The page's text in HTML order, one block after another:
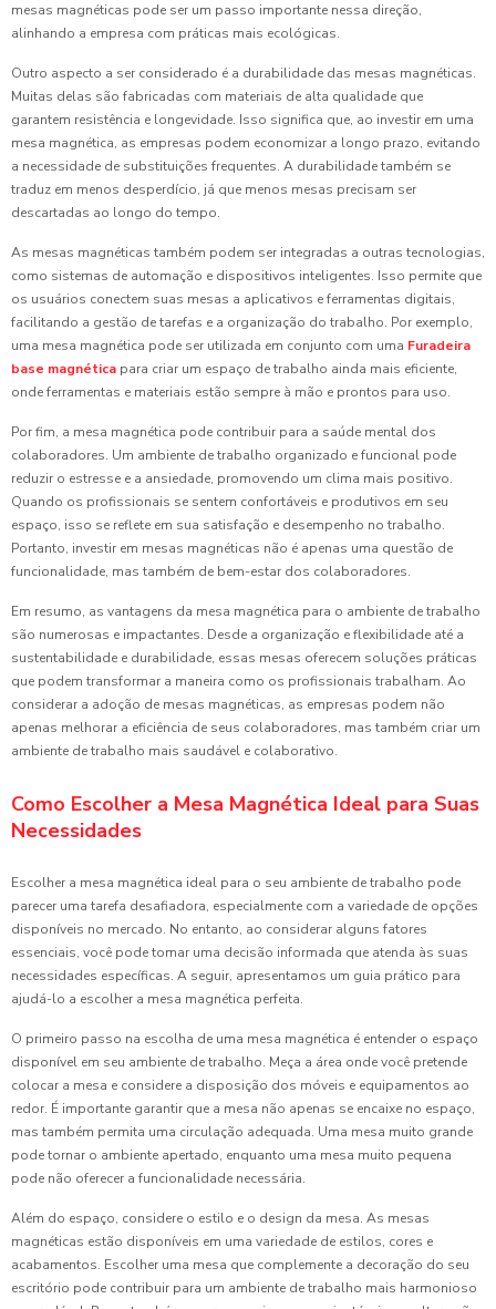
mesas magnéticas pode ser um passo importante nessa direção,
alinhando a empresa com práticas mais ecológicas.
Outro aspecto a ser considerado é a durabilidade das mesas magnéticas.
Muitas delas são fabricadas com materiais de alta qualidade que
garantem resistência e longevidade. Isso significa que, ao investir em uma
mesa magnética, as empresas podem economizar a longo prazo, evitando
a necessidade de substituições frequentes. A durabilidade também se
traduz em menos desperdício, já que menos mesas precisam ser
descartadas ao longo do tempo.
As mesas magnéticas também podem ser integradas a outras tecnologias,
como sistemas de automação e dispositivos inteligentes. Isso permite que
os usuários conectem suas mesas a aplicativos e ferramentas digitais,
facilitando a gestão de tarefas e a organização do trabalho. Por exemplo,
uma mesa magnética pode ser utilizada em conjunto com uma Furadeira
base magnética para criar um espaço de trabalho ainda mais eficiente,
onde ferramentas e materiais estão sempre à mão e prontos para uso.
Por fim, a mesa magnética pode contribuir para a saúde mental dos
colaboradores. Um ambiente de trabalho organizado e funcional pode
reduzir o estresse e a ansiedade, promovendo um clima mais positivo.
Quando os profissionais se sentem confortáveis e produtivos em seu
espaço, isso se reflete em sua satisfação e desempenho no trabalho.
Portanto, investir em mesas magnéticas não é apenas uma questão de
funcionalidade, mas também de bem-estar dos colaboradores.
Em resumo, as vantagens da mesa magnética para o ambiente de trabalho
são numerosas e impactantes. Desde a organização e flexibilidade até a
sustentabilidade e durabilidade, essas mesas oferecem soluções práticas
que podem transformar a maneira como os profissionais trabalham. Ao
considerar a adoção de mesas magnéticas, as empresas podem não
apenas melhorar a eficiência de seus colaboradores, mas também criar um
ambiente de trabalho mais saudável e colaborativo.
Como Escolher a Mesa Magnética Ideal para Suas
Necessidades
Escolher a mesa magnética ideal para o seu ambiente de trabalho pode
parecer uma tarefa desafiadora, especialmente com a variedade de opções
disponíveis no mercado. No entanto, ao considerar alguns fatores
essenciais, você pode tomar uma decisão informada que atenda às suas
necessidades específicas. A seguir, apresentamos um guia prático para
ajudá-lo a escolher a mesa magnética perfeita.
O primeiro passo na escolha de uma mesa magnética é entender o espaço
disponível em seu ambiente de trabalho. Meça a área onde você pretende
colocar a mesa e considere a disposição dos móveis e equipamentos ao
redor. É importante garantir que a mesa não apenas se encaixe no espaço,
mas também permita uma circulação adequada. Uma mesa muito grande
pode tornar o ambiente apertado, enquanto uma mesa muito pequena
pode não oferecer a funcionalidade necessária.
Além do espaço, considere o estilo e o design da mesa. As mesas
magnéticas estão disponíveis em uma variedade de estilos, cores e
acabamentos. Escolher uma mesa que complemente a decoração do seu
escritório pode contribuir para um ambiente de trabalho mais harmonioso